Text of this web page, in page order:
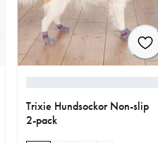
Trixie Hundsockor Non-slip
2-pack